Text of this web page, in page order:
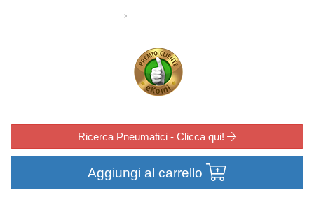
Ricerca Pneumatici - Clicca qui!
Aggiungi al carrello